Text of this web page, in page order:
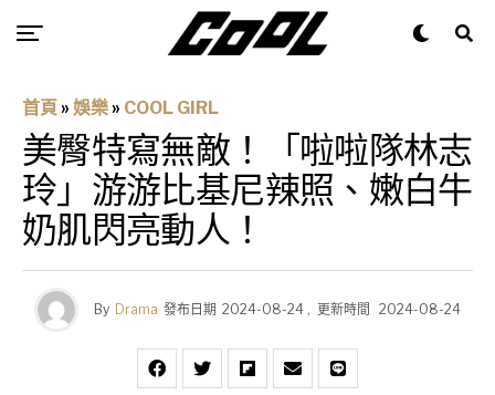
首頁 » 娛樂 » COOL GIRL
美臀特寫無敵！「啦啦隊林志
玲」游游比基尼辣照、嫩白牛
奶肌閃亮動人！
By Drama 發布日期 2024-08-24 , 更新時間 2024-08-24